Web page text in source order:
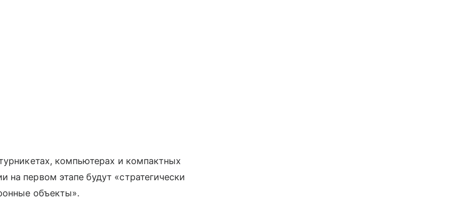
компьютерах и компактных
первом этапе будут «стратегически
объекты».